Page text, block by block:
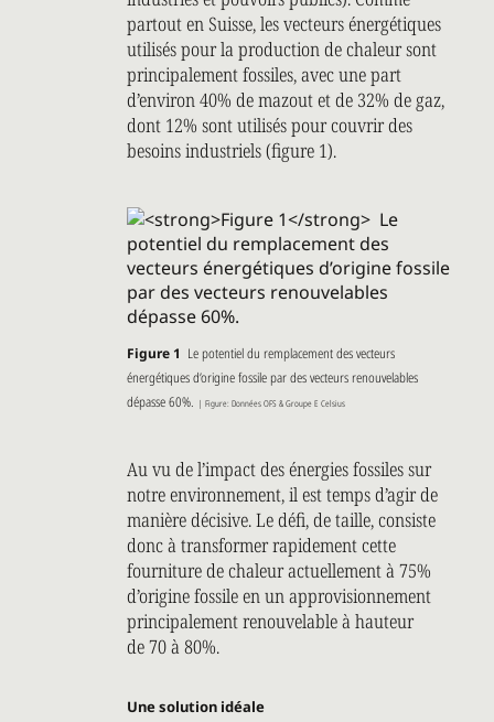
partout en Suisse, les vecteurs énergétiques
utilisés pour la production de chaleur sont
principalement fossiles, avec une part
d’environ 40% de mazout et de 32% de gaz,
dont 12% sont utilisés pour couvrir des
besoins industriels (figure 1).
Figure 1 Le potentiel du remplacement des vecteurs
énergétiques d’origine fossile par des vecteurs renouvelables
dépasse 60%. | Figure: Données OFS & Groupe E Celsius
Au vu de l’impact des énergies fossiles sur
notre environnement, il est temps d’agir de
manière décisive. Le défi, de taille, consiste
donc à transformer rapidement cette
fourniture de chaleur actuellement à 75%
d’origine fossile en un approvisionnement
principalement renouvelable à hauteur
de 70 à 80%.
Une solution idéale